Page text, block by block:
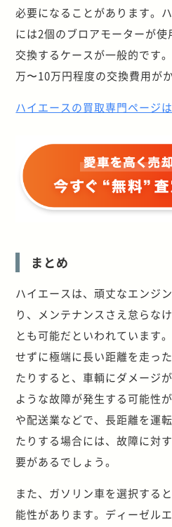
必要になることがあります。
には2個のブロアモーターが
交換するケースが一般的です
万〜10万円程度の交換費用が
ハイエースの買取専門ページ
まとめ
ハイエースは、頑丈なエンジ
り、メンテナンスさえ怠らな
とも可能だといわれています
せずに極端に長い距離を走っ
たりすると、車輌にダメージ
ような故障が発生する可能性
や配送業などで、長距離を運
たりする場合には、故障に対
要があるでしょう。
また、ガソリン車を選択する
能性があります。ディーゼル